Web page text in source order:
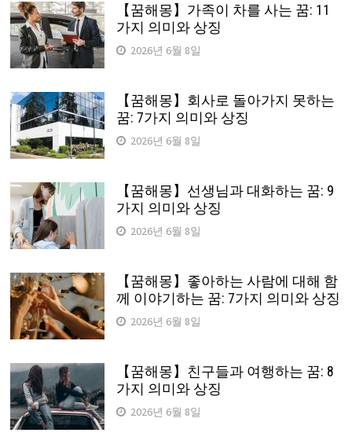
【꿈해몽】가족이 차를 사는 꿈: 11
가지 의미와 상징
2026년 6월 8일
【꿈해몽】회사로 돌아가지 못하는
꿈: 7가지 의미와 상징
2026년 6월 8일
【꿈해몽】선생님과 대화하는 꿈: 9
가지 의미와 상징
2026년 6월 8일
【꿈해몽】좋아하는 사람에 대해 함
께 이야기하는 꿈: 7가지 의미와 상징
2026년 6월 8일
【꿈해몽】친구들과 여행하는 꿈: 8
가지 의미와 상징
2026년 6월 8일